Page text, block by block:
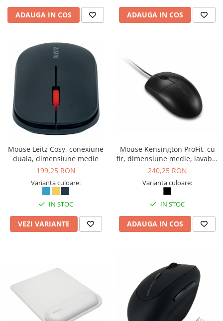
ADAUGA IN COS ADAUGA IN COS
Mouse Leitz Cosy, conexiune
duala, dimensiune medie
199,25 RON
Varianta culoare:
IN STOC
VEZI VARIANTE
Mouse Kensington ProFit, cu
fir, dimensiune medie, lavabil,
negru
240,25 RON
Varianta culoare:
IN STOC
ADAUGA IN COS